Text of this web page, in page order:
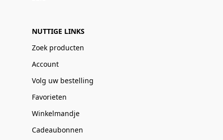
NUTTIGE LINKS
Zoek producten
Account
Volg uw bestelling
Favorieten
Winkelmandje
Cadeaubonnen